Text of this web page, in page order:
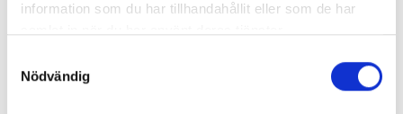
information som du har tillhandahållit eller som de har
Nödvändig
Enorma skillnader mellan